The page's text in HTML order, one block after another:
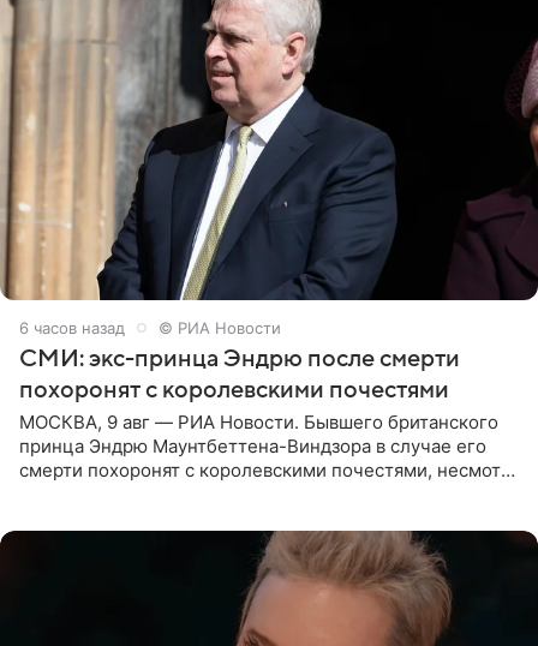
6 часов назад © РИА Новости
СМИ: экс-принца Эндрю после смерти
похоронят с королевскими почестями
МОСКВА, 9 авг — РИА Новости. Бывшего британского
принца Эндрю Маунтбеттена-Виндзора в случае его
смерти похоронят с королевскими почестями, несмотря